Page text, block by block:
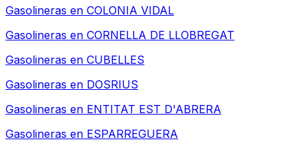
Gasolineras en COLONIA VIDAL
Gasolineras en CORNELLA DE LLOBREGAT
Gasolineras en CUBELLES
Gasolineras en DOSRIUS
Gasolineras en ENTITAT EST D'ABRERA
Gasolineras en ESPARREGUERA